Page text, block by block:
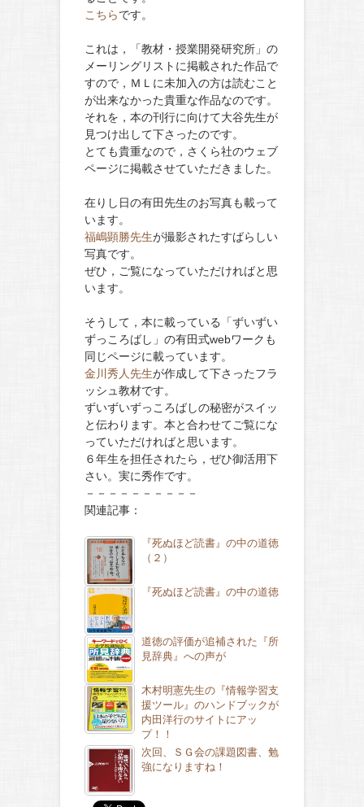
こちらです。
これは，「教材・授業開発研究所」の
メーリングリストに掲載された作品で
すので，ＭＬに未加入の方は読むこと
が出来なかった貴重な作品なのです。
それを，本の刊行に向けて大谷先生が
見つけ出して下さったのです。
とても貴重なので，さくら社のウェブ
ページに掲載させていただきました。
在りし日の有田先生のお写真も載って
います。
福嶋顕勝先生が撮影されたすばらしい
写真です。
ぜひ，ご覧になっていただければと思
います。
そうして，本に載っている「ずいずい
ずっころばし」の有田式webワークも
同じページに載っています。
金川秀人先生が作成して下さったフラ
ッシュ教材です。
ずいずいずっころばしの秘密がスイッ
と伝わります。本と合わせてご覧にな
っていただければと思います。
６年生を担任されたら，ぜひ御活用下
さい。実に秀作です。
－－－－－－－－－－
関連記事：
『死ぬほど読書』の中の道徳
（２）
『死ぬほど読書』の中の道徳
道徳の評価が追補された『所
見辞典』への声が
木村明憲先生の『情報学習支
援ツール』のハンドブックが
内田洋行のサイトにアッ
プ！！
次回、ＳＧ会の課題図書、勉
強になりますね！